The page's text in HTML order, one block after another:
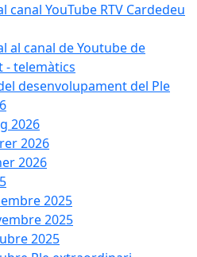
canal YouTube RTV Cardedeu
al canal de Youtube de
- telemàtics
desenvolupament del Ple
2026
2026
2026
2025
2025
2025